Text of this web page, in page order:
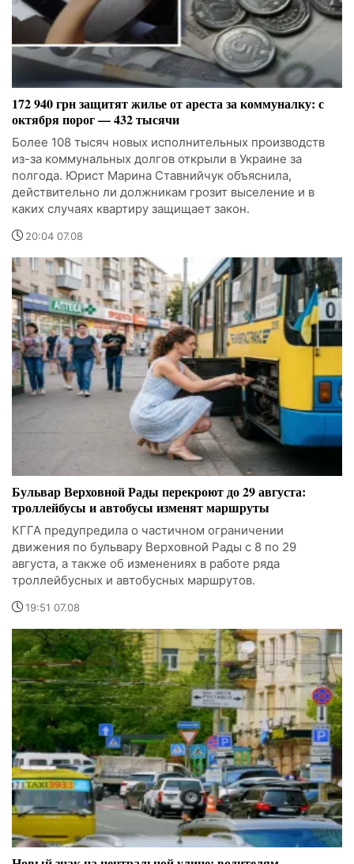
172 940 грн защитят жилье от ареста за коммуналку: с
октября порог — 432 тысячи
Более 108 тысяч новых исполнительных производств
из-за коммунальных долгов открыли в Украине за
полгода. Юрист Марина Ставнийчук объяснила,
действительно ли должникам грозит выселение и в
каких случаях квартиру защищает закон.
20:04 07.08
Бульвар Верховной Рады перекроют до 29 августа:
троллейбусы и автобусы изменят маршруты
КГГА предупредила о частичном ограничении
движения по бульвару Верховной Рады с 8 по 29
августа, а также об изменениях в работе ряда
троллейбусных и автобусных маршрутов.
19:51 07.08